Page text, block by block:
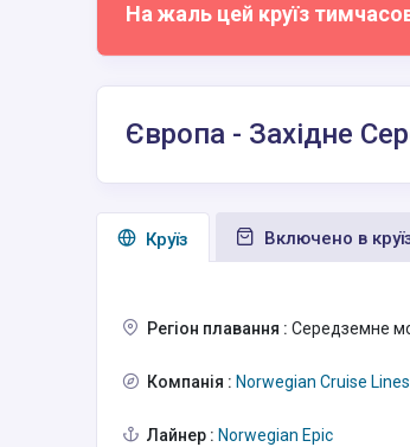
На жаль цей круїз
Європа - Західне
Круїз Включено в
Регіон плавання : Середземне
Компанія : Norwegian Cruise Lines
Лайнер : Norwegian Epic